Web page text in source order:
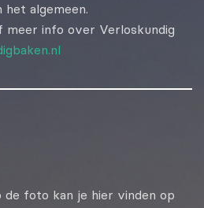
algemeen.
meer info over Verloskundig
de foto kan je hier vinden op